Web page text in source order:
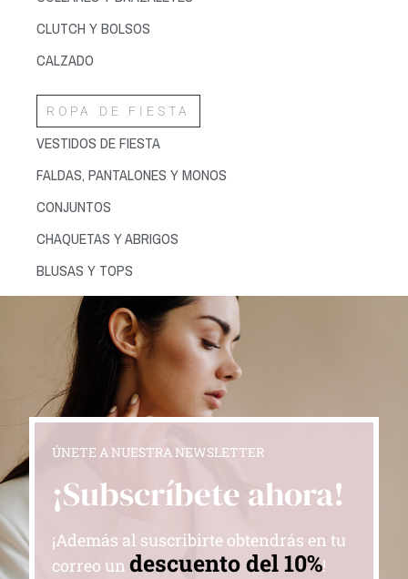
CLUTCH Y BOLSOS
CALZADO
ROPA DE FIESTA
VESTIDOS DE FIESTA
FALDAS, PANTALONES Y MONOS
CONJUNTOS
CHAQUETAS Y ABRIGOS
BLUSAS Y TOPS
ÚNETE A NUESTRA NEWSLETTER
¡Subscríbete ahora!
¡Además al suscribirte obtendrás en tu
correo un descuento del 10%!